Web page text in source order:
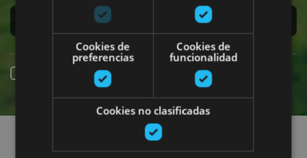
Experiencias exclusivas
Reserva online
Encuentra planes
Cookies de
preferencias
Cookies de
funcionalidad
Cookies no clasificadas